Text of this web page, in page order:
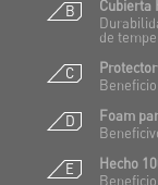
B
Cubierta
de
C
D
Foam
E
Hecho